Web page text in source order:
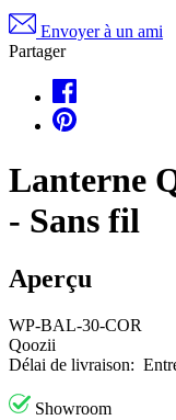
Envoyer à un ami
Partager
Lanterne
- Sans fil
Aperçu
WP-BAL-30-COR
Qoozii
Délai de livraison:
Showroom